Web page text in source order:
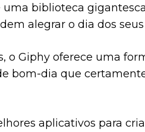
biblioteca
alegrar o dia dos
o Giphy oferece uma
bom-dia que
aplicativos para